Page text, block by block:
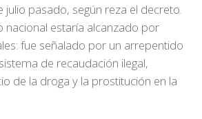
julio pasado, según reza el decreto.
nacional estaría alcanzado por
fue señalado por un arrepentido
de recaudación ilegal,
de la droga y la prostitución en la